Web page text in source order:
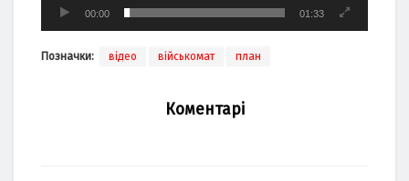
00:00 01:33
Позначки: відео військомат план
Коментарі